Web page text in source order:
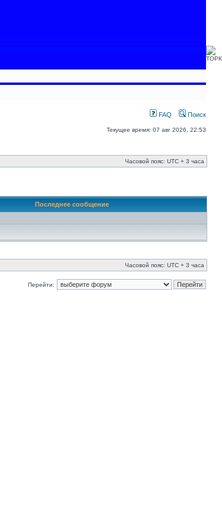
FAQ Поиск
Текущее время: 07 авг 2026, 22:53
Часовой пояс: UTC + 3 часа
Последнее сообщение
Часовой пояс: UTC + 3 часа
Перейти: